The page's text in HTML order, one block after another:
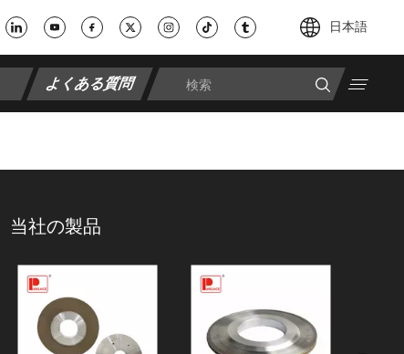
日本語
よくある質問
当社の製品